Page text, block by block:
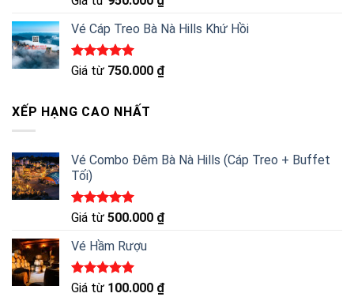
5 sao
Vé Cáp Treo Bà Nà Hills Khứ Hồi
Được xếp
Giá từ 750.000 ₫
XẾP HẠNG CAO NHẤT
Vé Combo Đêm Bà Nà Hills (Cáp Treo + Buffet
Tối)
Được xếp
5 sao
Giá từ 500.000 ₫
Vé Hầm Rượu
Được xếp
Giá từ 100.000 ₫